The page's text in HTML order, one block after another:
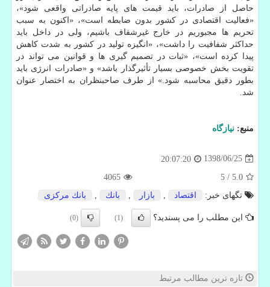
حاصل از صادرات، باید قیمت های پایه صادراتی واقعی شود»،
«فعالیت اقتصادی در كشور بدون ضابطه است»، «اكنون به سبب
تحریم ها مجبوریم در خارج غیرشفاف باشیم، ولی در داخل باید
حداكثر شفافیت را داشت»، «انگیزه تولید در كشور به شدت كاهش
پیدا كرده است»، «ثبات در تصمیم گیری ها و قوانین می تواند در
تقویت بخش خصوصی بسیار تأثیرگذار باشد» و «صادرات انرژی باید
بطور دقیق محاسبه شود.» از طرف صاحبنظران به اختصار عنوان
شد.
منبع: نیازگاه
1398/06/25
20:07:20
5.0
/
5
4065
تگهای خبر:
اقتصاد بازار بانك بانك مركزی
این مطلب را می پسندید؟ (1)
(0)
تازه ترین مطالب مرتبط